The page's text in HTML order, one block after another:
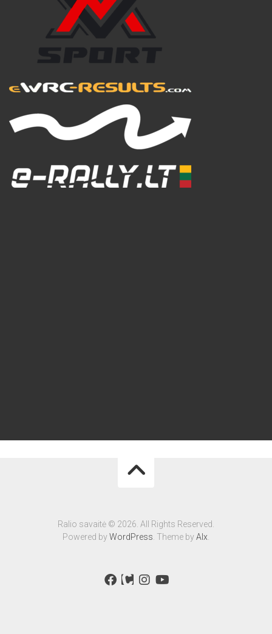
Ralio savaitė © 2026. All Rights Reserved.
Powered byWordPress . Theme byAlx